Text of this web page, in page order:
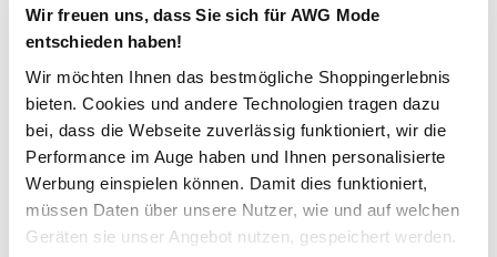
Wir freuen uns, dass Sie sich für AWG Mode
entschieden haben!
Wir möchten Ihnen das bestmögliche Shoppingerlebnis
bieten. Cookies und andere Technologien tragen dazu
bei, dass die Webseite zuverlässig funktioniert, wir die
Performance im Auge haben und Ihnen personalisierte
Werbung einspielen können. Damit dies funktioniert,
müssen Daten über unsere Nutzer, wie und auf welchen
Geräten sie unser Angebot nutzen, gespeichert werden.
Sicher bezahlen
Schneller Versand